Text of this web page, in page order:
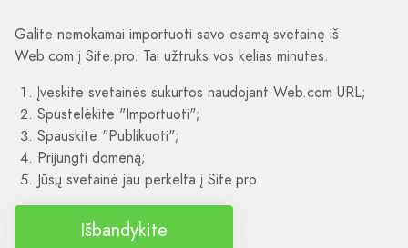
Galite nemokamai importuoti savo esamą svetainę iš
Web.com į Site.pro. Tai užtruks vos kelias minutes.
Įveskite svetainės sukurtos naudojant Web.com URL;
Spustelėkite "Importuoti";
Spauskite "Publikuoti";
Prijungti domeną;
Jūsų svetainė jau perkelta į Site.pro
Išbandykite